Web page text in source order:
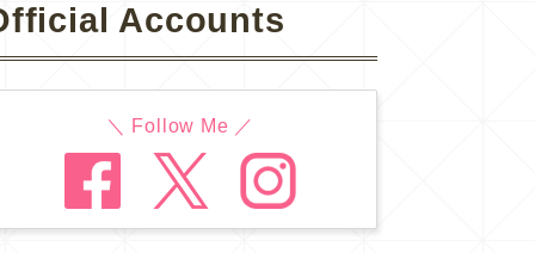
Accounts
＼ Follow Me ／